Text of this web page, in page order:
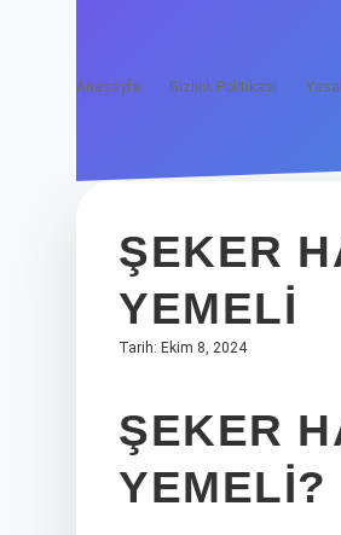
Anasayfa Gizlilik Politikası
ŞEKER
YEMELI
Tarih: Ekim 8, 2024
ŞEKER
YEMELI?